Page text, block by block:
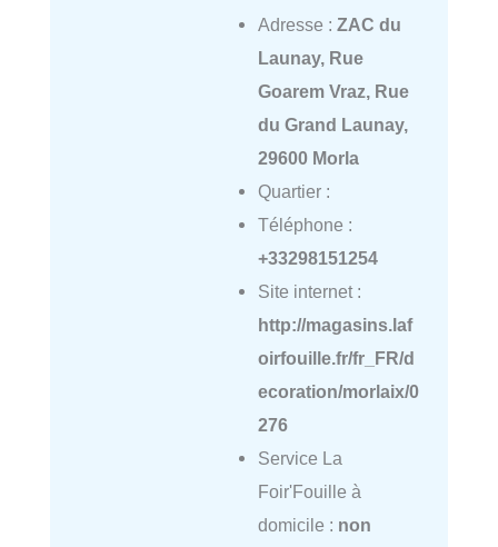
Adresse : ZAC du
Launay, Rue
Goarem Vraz, Rue
du Grand Launay,
29600 Morla
Quartier :
Téléphone :
+33298151254
Site internet :
http://magasins.laf
oirfouille.fr/fr_FR/d
ecoration/morlaix/0
276
Service La
Foir'Fouille à
domicile : non